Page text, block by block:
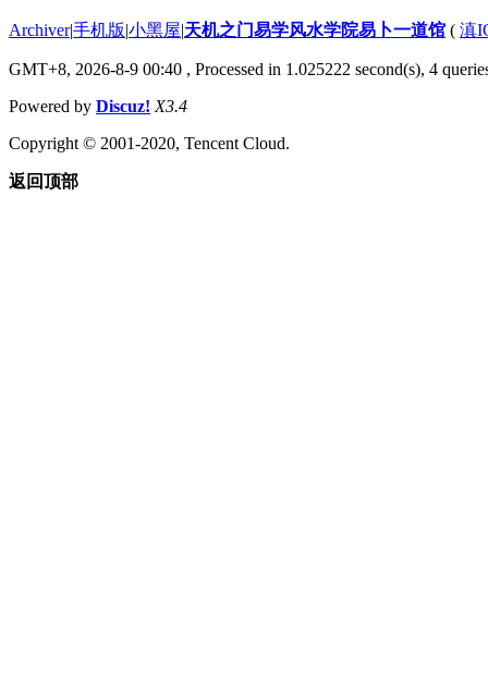
Archiver|手机版|小黑屋|天机之门易学风水学院易卜一道馆 ( 滇
GMT+8, 2026-8-9 00:40 , Processed in 1.025222 second(s), 4
Powered by Discuz! X3.4
Copyright © 2001-2020, Tencent Cloud.
返回顶部